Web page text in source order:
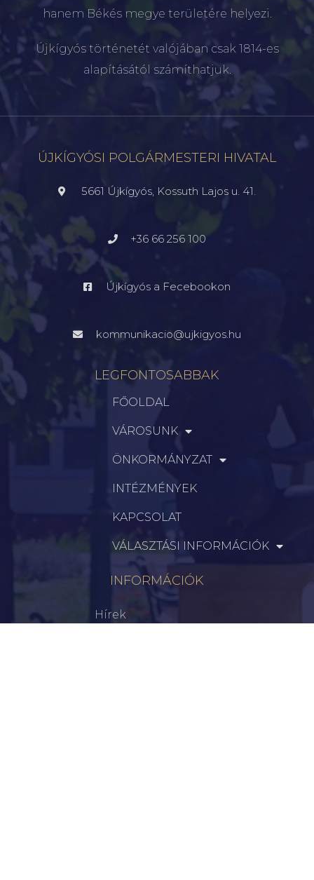
hanem Békés megye területére helyezi.
Újkígyós történetét valójában csak 1814-es
alapításától számíthatjuk.
ÚJKÍGYÓSI POLGÁRMESTERI HIVATAL
5661 Újkígyós, Kossuth Lajos u. 41.
+36 66 256 100
Újkígyós a Fecebookon
kommunikacio@ujkigyos.hu
LEGFONTOSABBAK
FŐOLDAL
VÁROSUNK
ÖNKORMÁNYZAT
INTÉZMÉNYEK
KAPCSOLAT
VÁLASZTÁSI INFORMÁCIÓK
INFORMÁCIÓK
Hírek